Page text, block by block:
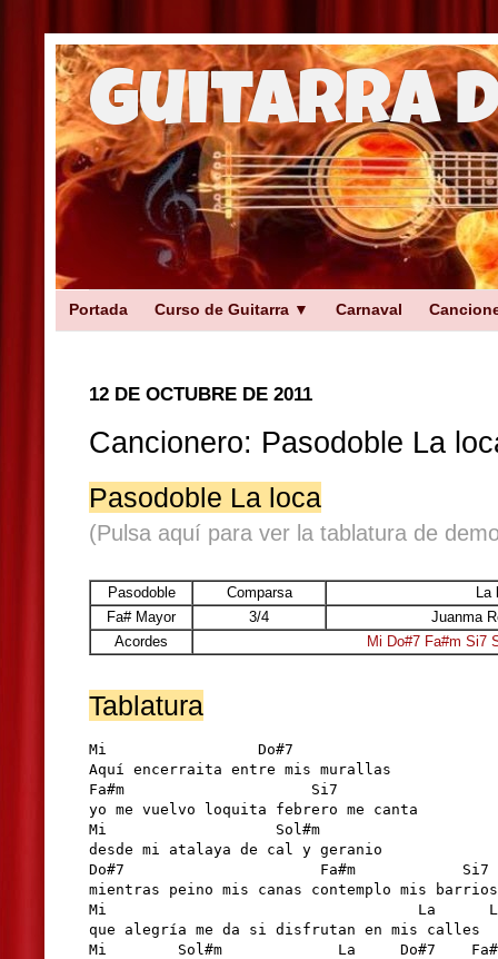
Guitarra
Portada Curso de Guitarra ▼ Carnaval
12 DE OCTUBRE DE 2011
Cancionero: Pasodoble La
Pasodoble La loca
(Pulsa aquí para ver la tablatura de
Pasodoble Comparsa
La
Fa# Mayor
3/4
Juanma
Acordes
Mi Do#7 Fa#m Si7
Tablatura
Mi                 Do#7
Aquí encerraita entre mis murallas
Fa#m                     Si7
yo me vuelvo loquita febrero me canta
Mi                   Sol#m
desde mi atalaya de cal y geranio
Do#7                      Fa#m            Si7
mientras peino mis canas contemplo mis barrios
Mi                                   La      La
que alegría me da si disfrutan en mis calles
Mi        Sol#m             La     Do#7